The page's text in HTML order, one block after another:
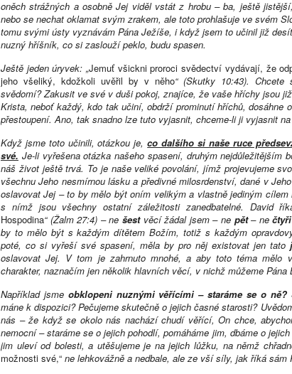
oněch strážných a osobně Jej viděl vstát z hrobu – ba, ještě
nebo se nechat oklamat svým zrakem, ale toto prohlašuje ve svém
tomu svými ústy vyznávám Pána Ježíše, i když jsem to učinil již
nuzný hříšník, co si zaslouží peklo, budu spasen.
Ještě jeden úryvek: „Jemuť všickni proroci svědectví vydávají, že
jeho všeliký, kdožkoli uvěřil by v něho“ (Skutky 10:43).
svědomí? Zakusit ve své v duši pokoj, znajíce, že vaše hříchy jsou
Krista, neboť každý, kdo tak učiní, obdrží prominutí hříchů, dosáhne
přestoupení. Ano, tak snadno lze tuto vyjasnit, chceme-li ji vyjasnit
Když jsme toto učinili, otázkou je,co dalšího si naše ruce
své. Je-li vyřešena otázka našeho spasení, druhým nejdůležitějším
náš život ještě trvá. To je naše veliké povolání, jímž projevujeme
všechnu Jeho nesmírnou lásku a předivné milosrdenství, dané v
oslavovat Jej – to by mělo být oním velikým a vlastně jediným
s nímž jsou všechny ostatní záležitosti zanedbatelné. David
Hospodina“ (Žalm 27:4) – ne šestvěcí žádal jsem – ne pět– nečtyři
by to mělo být s každým dítětem Božím, totiž s každým
poté, co si vyřeší své spasení, měla by pro něj existovat jen tato
oslavovat Jej. V tom je zahrnuto mnohé, a aby toto téma mělo
charakter, naznačím jen několik hlavních věcí, v nichž můžeme Pána
Například jsmeobklopeni nuznými věřícími – staráme se o ně?
máne k dispozici? Pečujeme skutečně o jejich časné starosti?
nás – že když se okolo nás nachází chudí věřící, On chce,
nemocní – staráme se o jejich pohodlí, pomáháme jim, dbáme o
jim uleví od bolesti, a utěšujeme je na jejich lůžku, na němž
možnosti své,“ ne lehkovážně a nedbale, ale ze vší síly, jak říká sám